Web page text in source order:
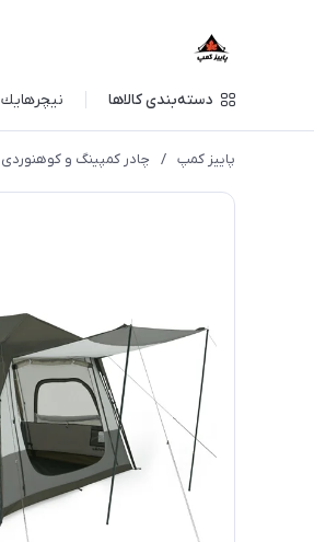
دسته‌بندی کالاها نيچرهايك
پاییز کمپ / چادر کمپینگ و کوهنوردی